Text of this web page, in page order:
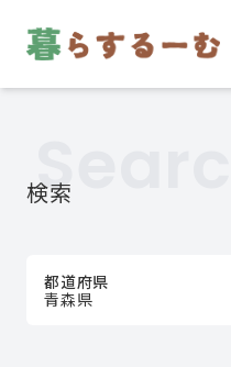
Search
検索
都道府県
青森県